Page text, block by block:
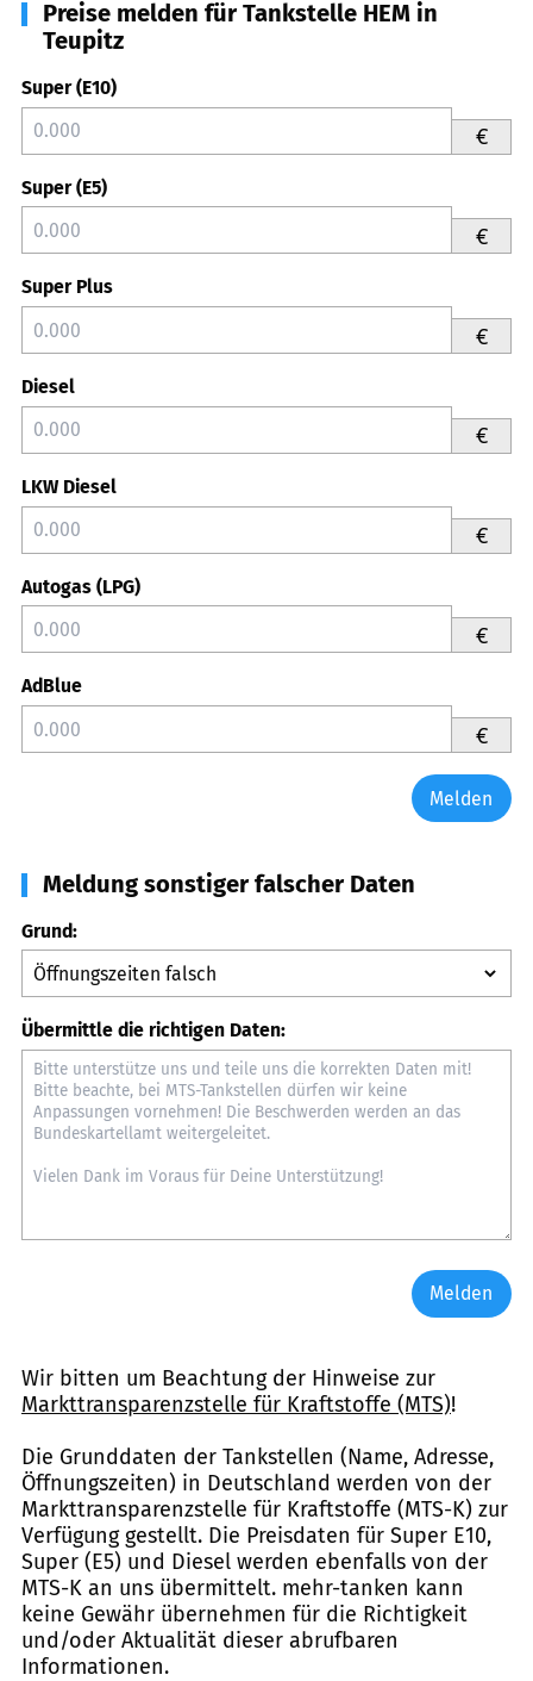
Preise melden für Tankstelle HEM in
Teupitz
Super (E10)
€
Super (E5)
€
Super Plus
€
Diesel
€
LKW Diesel
€
Autogas (LPG)
€
AdBlue
€
Melden
Meldung sonstiger falscher Daten
Grund:
Übermittle die richtigen Daten:
Melden
Wir bitten um Beachtung der Hinweise zur
Markttransparenzstelle für Kraftstoffe (MTS)!
Die Grunddaten der Tankstellen (Name, Adresse,
Öffnungszeiten) in Deutschland werden von der
Markttransparenzstelle für Kraftstoffe (MTS-K) zur
Verfügung gestellt. Die Preisdaten für Super E10,
Super (E5) und Diesel werden ebenfalls von der
MTS-K an uns übermittelt. mehr-tanken kann
keine Gewähr übernehmen für die Richtigkeit
und/oder Aktualität dieser abrufbaren
Informationen.